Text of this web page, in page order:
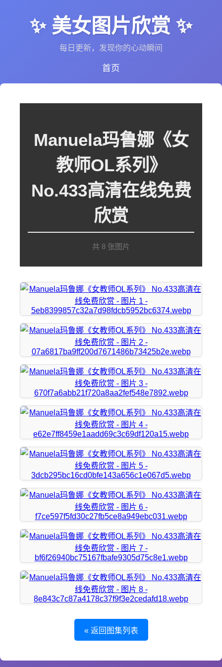
✨ 美女图片欣赏 ✨
每日更新，发现你的心动瞬间
首页
Manuela玛鲁娜《女
教师OL系列》
No.433高清在线免费
欣赏
共 8 张图片
« 返回图集列表